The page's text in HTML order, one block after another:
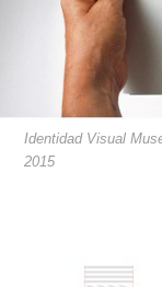
Identidad Visual
2015